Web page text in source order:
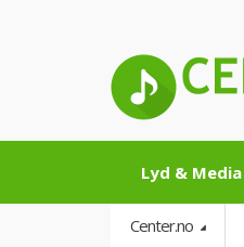
Lyd & Media
Center.no